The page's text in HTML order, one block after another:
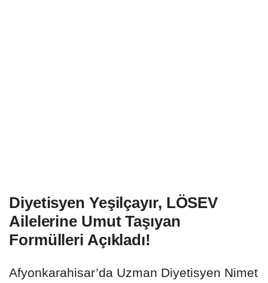
Diyetisyen Yeşilçayır, LÖSEV
Ailelerine Umut Taşıyan
Formülleri Açıkladı!
Afyonkarahisar’da Uzman Diyetisyen Nimet